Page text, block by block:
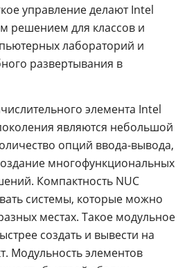
управление делают Intel
решением для классов и
лабораторий и
развертывания в
элемента Intel
являются небольшой
опций ввода-вывода,
многофункциональных
Компактность NUC
системы, которые можно
местах. Такое модульное
создать и вывести на
Модульность элементов